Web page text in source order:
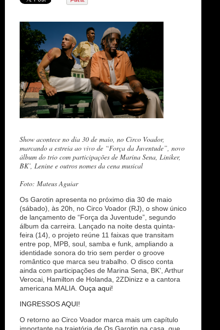
n
Show acontece no dia 30 de maio, no Circo Voador,
marcando a estreia ao vivo de “Força da Juventude”, novo
álbum do trio com participações de Marina Sena, Liniker,
BK’, Lenine e outros nomes da cena musical
Foto: Mateus Aguiar
Os Garotin apresenta no próximo dia 30 de maio
(sábado), às 20h, no Circo Voador (RJ), o show único
de lançamento de “Força da Juventude”, segundo
álbum da carreira. Lançado na noite desta quinta-
feira (14), o projeto reúne 11 faixas que transitam
entre pop, MPB, soul, samba e funk, ampliando a
identidade sonora do trio sem perder o groove
romântico que marca seu trabalho. O disco conta
ainda com participações de Marina Sena, BK’, Arthur
Verocai, Hamilton de Holanda, 2ZDinizz e a cantora
americana MALIA. Ouça aqui!
INGRESSOS AQUI!
O retorno ao Circo Voador marca mais um capítulo
importante na trajetória de Os Garotin na casa, que